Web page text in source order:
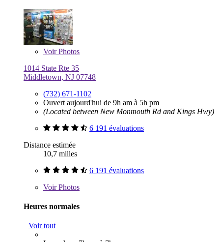
VoirPhotos
1014 State Rte 35
Middletown, NJ 07748
(732) 671-1102
Ouvert aujourd'hui de 9h am à 5h pm
(Located between New Monmouth Rd and Kings Hwy)
6 191 évaluations
Distance estimée
10,7 milles
6 191 évaluations
VoirPhotos
Heures normales
Voir tout